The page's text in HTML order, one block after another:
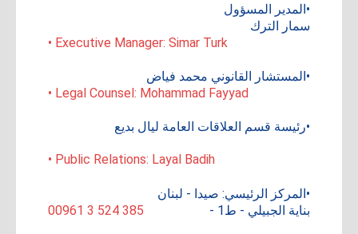
•المدير المسؤول
سمار الترك
• Executive Manager: Simar Turk
•المستشار القانوني محمد فياض
• Legal Counsel: Mohammad Fayyad
•رئيسة قسم العلاقات العامة ليال بديع
• Public Relations: Layal Badih
•المركز الرئيسي: صيدا - لبنان
بناية الجبيلي - ط1 -
00961 3 524 385